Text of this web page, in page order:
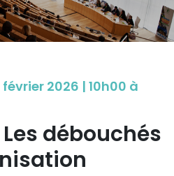
2026 | 10h00 à
débouchés